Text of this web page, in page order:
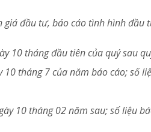
giá đầu tư, báo cáo tình hình đầu
10 tháng đầu tiên của quý sau
tháng 7 của năm báo cáo; số
10 tháng 02 năm sau; số liệu